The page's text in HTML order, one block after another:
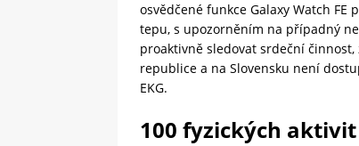
osvědčené funkce Galaxy Watch
tepu, s upozorněním na případný
proaktivně sledovat srdeční
republice a na Slovensku není
EKG.
100 fyzických aktivit